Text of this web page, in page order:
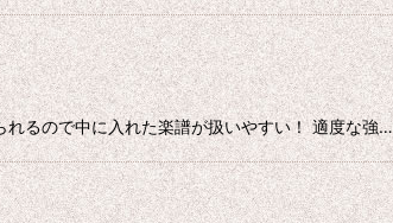
るので中に入れた楽譜が扱いやすい！ 適度な強…